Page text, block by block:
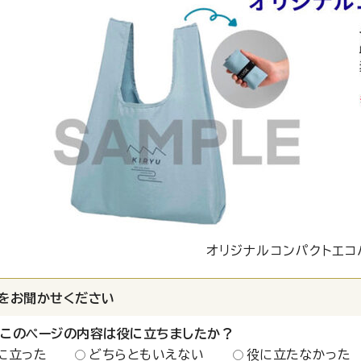
オリジナルコンパクトエ
お聞かせください
このページの内容は役に立ちましたか？
立った
どちらともいえない 役に立たなかった